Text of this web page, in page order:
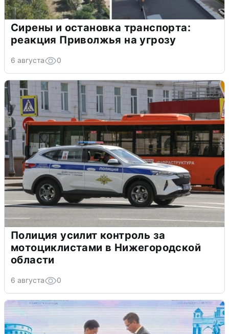
Сирены и остановка транспорта:
реакция Приволжья на угрозу
6 августа 0
Полиция усилит контроль за
мотоциклистами в Нижегородской
области
6 августа 0